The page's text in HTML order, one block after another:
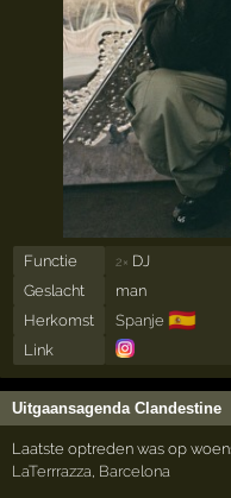
Functie 2× DJ
Geslacht
man
Herkomst
Spanje 🇪🇸
Link
Uitgaansagenda Clandestine
Laatste optreden was op
LaTerrrazza Barcelona